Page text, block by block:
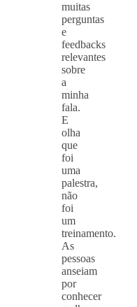
muitas
perguntas
e
feedbacks
relevantes
sobre
a
minha
fala.
E
olha
que
foi
uma
palestra,
não
foi
um
treinamento.
As
pessoas
anseiam
por
conhecer